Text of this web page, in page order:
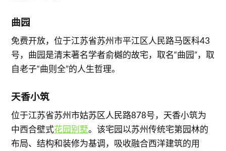
曲园
免费开放，位于江苏省苏州市平江区人民路马医科43
号，曲园是清末著名学者俞樾的故宅，取名“曲园”，取
自老子“曲则全”的人生哲理。
天香小筑
位于江苏省苏州市姑苏区人民路878号，天香小筑为
中西合壁式花园别墅。该宅园以苏州传统宅第园林的
布局、结构和装修为基调，吸收融合西洋建筑的用